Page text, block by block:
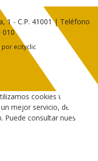
1 - C.P. 41001 | Teléfono
010
por ecityclic
cookies tanto
mejor servicio, de
consultar nuestra